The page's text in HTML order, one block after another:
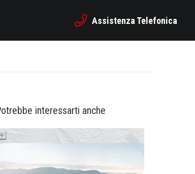
Assistenza Telefonica
interessarti anche